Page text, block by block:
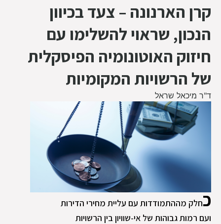
קרן הארנונה – צעד בכיוון
הנכון, שראוי להשלימו עם
חיזוק האוטונומיה הפיסקלית
של הרשויות המקומיות
ד"ר מיכאל שראל
כחלק מההתמודדות עם עליית מחירי הדירות
ועם רמות גבוהות של אי-שוויון בין הרשויות